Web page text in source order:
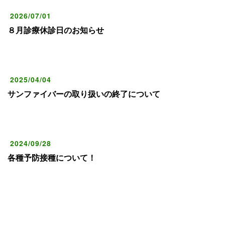
2026/07/01
８月診療休診日のお知らせ
2025/04/04
サンファイバーの取り扱いの終了について
2024/09/28
各種予防接種について！